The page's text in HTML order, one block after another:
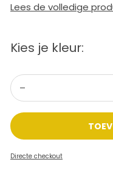
Lees de volledige
Kies je kleur:
Directe checkout